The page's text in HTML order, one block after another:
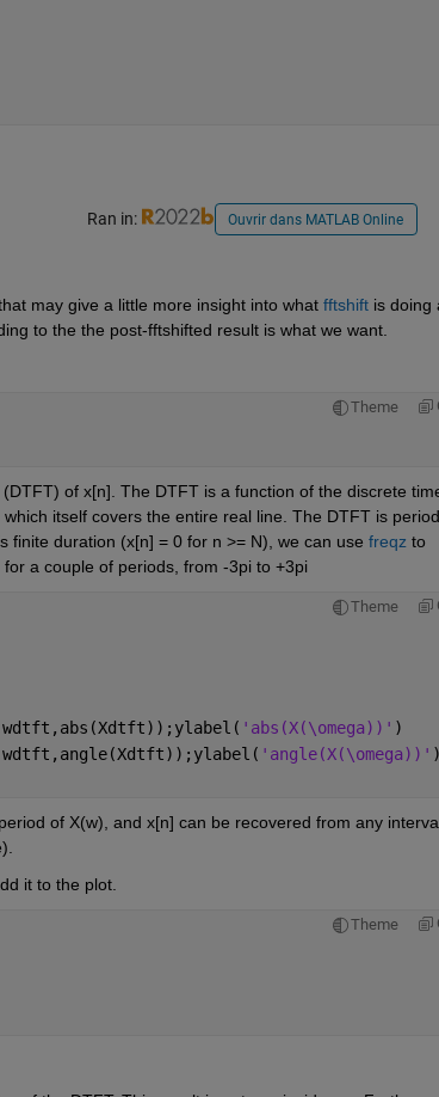
Ran in: Ouvrir dans MATLAB Online
may give a little more insight into what fftshift is doing
to the the post-fftshifted result is what we want.
Theme
(DTFT) of x[n]. The DTFT is a function of the discrete
itself covers the entire real line. The DTFT is
finite duration (x[n] = 0 for n >= N), we can use freqz to
a couple of periods, from -3pi to +3pi
Theme
'abs(X(\omega))' )
'angle(X(\omega))'
of X(w), and x[n] can be recovered from any
it to the plot.
Theme